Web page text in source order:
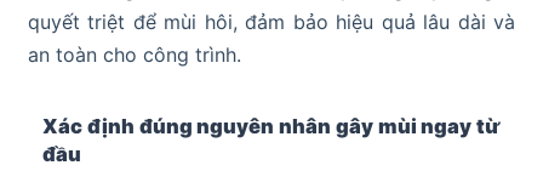
quyết triệt để mùi hôi, đảm bảo hiệu quả lâu dài và
an toàn cho công trình.
Xác định đúng nguyên nhân gây mùi ngay từ
đầu